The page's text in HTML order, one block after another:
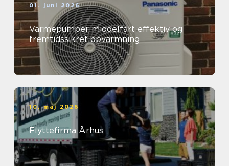
01. juni 2026
Varmepumper middelfart effektiv og
fremtidssikret opvarmning
10. maj 2026
Flyttefirma Århus